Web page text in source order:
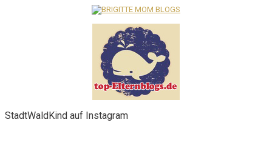
StadtWaldKind auf Instagram